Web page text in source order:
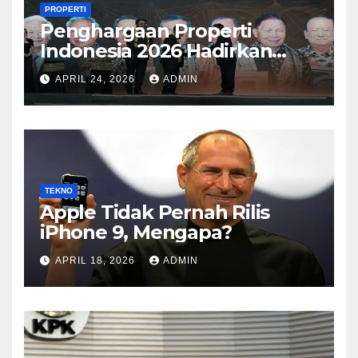
PROPERTI
Penghargaan Properti
Indonesia 2026 Hadirkan
Kategori Baru Sesuai
Perkembangan Pasar
APRIL 24, 2026 ADMIN
TEKNO
Apple Tidak Pernah Rilis
iPhone 9, Mengapa?
APRIL 18, 2026 ADMIN